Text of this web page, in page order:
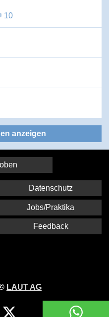
10
anzeigen
LAUT AG
Datenschutz
Jobs/Praktika
Feedback